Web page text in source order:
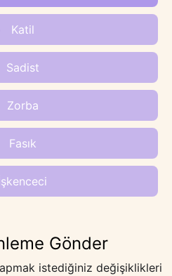
Katil
Sadist
Zorba
Fasık
Gönder
istediğiniz değişiklikleri